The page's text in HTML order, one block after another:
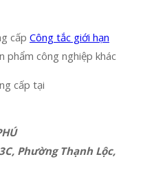
cấp Công tắc giới hạn
phẩm công nghiệp khác
cấp tại
Phường Thạnh Lộc,